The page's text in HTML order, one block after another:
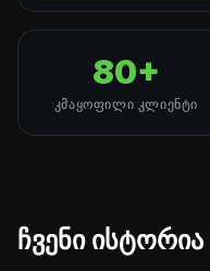
80+
ᲙᲛᲐᲧᲝᲤᲘᲚᲘ ᲙᲚᲘᲔᲜᲢᲘ
ჩვენი ისტორია